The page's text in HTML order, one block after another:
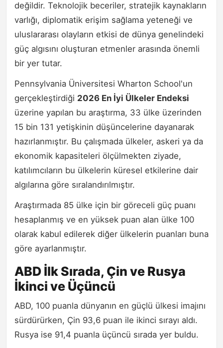
değildir. Teknolojik beceriler, stratejik kaynakların
varlığı, diplomatik erişim sağlama yeteneği ve
uluslararası olayların etkisi de dünya genelindeki
güç algısını oluşturan etmenler arasında önemli
bir yer tutar.
Pennsylvania Üniversitesi Wharton School'un
gerçekleştirdiği 2026 En İyi Ülkeler Endeksi
üzerine yapılan bu araştırma, 33 ülke üzerinden
15 bin 131 yetişkinin düşüncelerine dayanarak
hazırlanmıştır. Bu çalışmada ülkeler, askeri ya da
ekonomik kapasiteleri ölçülmekten ziyade,
katılımcıların bu ülkelerin küresel etkilerine dair
algılarına göre sıralandırılmıştır.
Araştırmada 85 ülke için bir göreceli güç puanı
hesaplanmış ve en yüksek puan alan ülke 100
olarak kabul edilerek diğer ülkelerin puanları buna
göre ayarlanmıştır.
ABD İlk Sırada, Çin ve Rusya
İkinci ve Üçüncü
ABD, 100 puanla dünyanın en güçlü ülkesi imajını
sürdürürken, Çin 93,6 puan ile ikinci sırayı aldı.
Rusya ise 91,4 puanla üçüncü sırada yer buldu.